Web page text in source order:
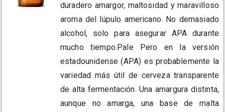
duradero amargor, maltosidad y maravilloso
aroma del lúpulo americano. No demasiado
alcohol, solo para asegurar APA durante
mucho tiempo.Pale Pero en la versión
estadounidense (APA) es probablemente la
variedad más útil de cerveza transparente
de alta fermentación. Una amargura distinta,
aunque no amarga, una base de malta